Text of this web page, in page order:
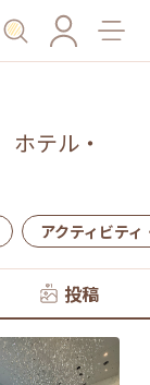
ホテル・
アクティビティ
投稿